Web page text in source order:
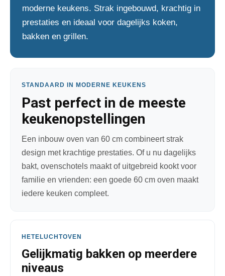
moderne keukens. Strak ingebouwd, krachtig in
prestaties en ideaal voor dagelijks koken,
bakken en grillen.
STANDAARD IN MODERNE KEUKENS
Past perfect in de meeste
keukenopstellingen
Een inbouw oven van 60 cm combineert strak
design met krachtige prestaties. Of u nu dagelijks
bakt, ovenschotels maakt of uitgebreid kookt voor
familie en vrienden: een goede 60 cm oven maakt
iedere keuken compleet.
HETELUCHTOVEN
Gelijkmatig bakken op meerdere
niveaus